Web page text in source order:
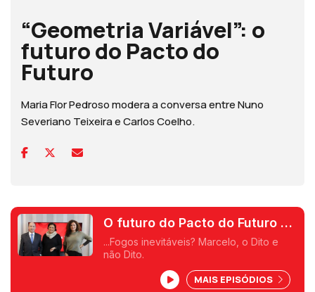
“Geometria Variável”: o
futuro do Pacto do
Futuro
Maria Flor Pedroso modera a conversa entre Nuno
Severiano Teixeira e Carlos Coelho.
O futuro do Pacto do Futuro e
a Guerra sem fim...
...Fogos inevitáveis? Marcelo, o Dito e
não Dito.
MAIS EPISÓDIOS